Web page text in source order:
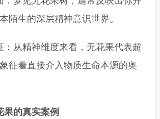
陌生的深层精神意识世界。
从精神维度来看，无花果代表超
征着直接介入物质生命本源的奥
果的真实案例